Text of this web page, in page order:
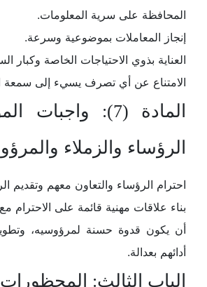
المحافظة على سرية المعلومات.
إنجاز المعاملات بموضوعية وسرعة.
العناية بذوي الاحتياجات الخاصة وكبار
الامتناع عن أي تصرف يسيء إلى سمعة
المادة (7):
الرؤساء والزملاء
احترام الرؤساء والتعاون معهم وتقديم
بناء علاقات مهنية قائمة على الاحترام
أن يكون قدوة حسنة لمرؤوسيه،
أدائهم بعدالة.
الباب الثالث: المحظورات